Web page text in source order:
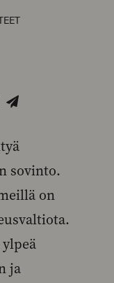
sovinto.
on
ja